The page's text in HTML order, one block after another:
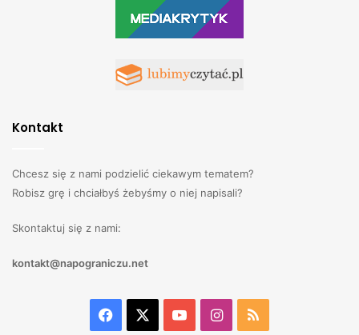
Kontakt
Chcesz się z nami podzielić ciekawym tematem?
Robisz grę i chciałbyś żebyśmy o niej napisali?
Skontaktuj się z nami:
kontakt@napograniczu.net
Facebook YouTubeInstagram